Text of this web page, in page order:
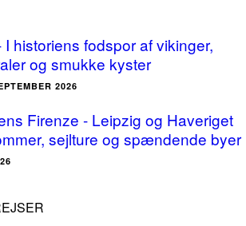
historiens fodspor af vikinger,
og smukke kyster
2026
Firenze - Leipzig og Haveriget
sejlture og spændende byer